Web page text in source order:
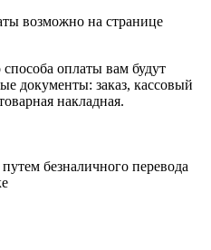
возможно на странице
оплаты вам будут
документы: заказ, кассовый
накладная.
безналичного перевода